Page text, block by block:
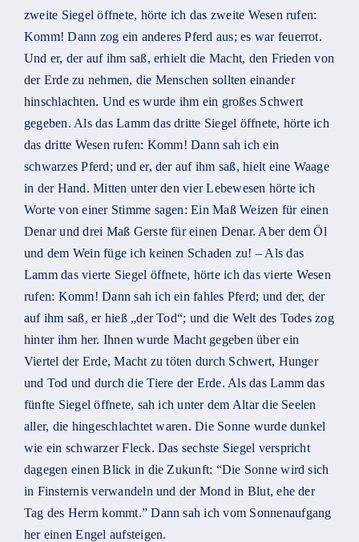
zweite Siegel öffnete, hörte ich das zweite Wesen rufen:
Komm! Dann zog ein anderes Pferd aus; es war feuerrot.
Und er, der auf ihm saß, erhielt die Macht, den Frieden von
der Erde zu nehmen, die Menschen sollten einander
hinschlachten. Und es wurde ihm ein großes Schwert
gegeben. Als das Lamm das dritte Siegel öffnete, hörte ich
das dritte Wesen rufen: Komm! Dann sah ich ein
schwarzes Pferd; und er, der auf ihm saß, hielt eine Waage
in der Hand. Mitten unter den vier Lebewesen hörte ich
Worte von einer Stimme sagen: Ein Maß Weizen für einen
Denar und drei Maß Gerste für einen Denar. Aber dem Öl
und dem Wein füge ich keinen Schaden zu! – Als das
Lamm das vierte Siegel öffnete, hörte ich das vierte Wesen
rufen: Komm! Dann sah ich ein fahles Pferd; und der, der
auf ihm saß, er hieß „der Tod“; und die Welt des Todes zog
hinter ihm her. Ihnen wurde Macht gegeben über ein
Viertel der Erde, Macht zu töten durch Schwert, Hunger
und Tod und durch die Tiere der Erde. Als das Lamm das
fünfte Siegel öffnete, sah ich unter dem Altar die Seelen
aller, die hingeschlachtet waren. Die Sonne wurde dunkel
wie ein schwarzer Fleck. Das sechste Siegel verspricht
dagegen einen Blick in die Zukunft: “Die Sonne wird sich
in Finsternis verwandeln und der Mond in Blut, ehe der
Tag des Herrn kommt.” Dann sah ich vom Sonnenaufgang
her einen Engel aufsteigen.